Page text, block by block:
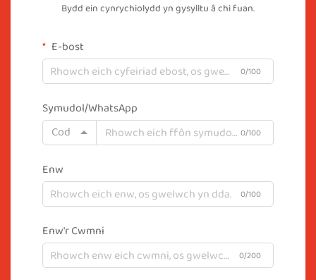
Bydd ein cynrychiolydd yn gysylltu â chi fuan.
E-bost
0/100
Symudol/WhatsApp
Cod
0/100
Enw
0/100
Enw'r Cwmni
0/200